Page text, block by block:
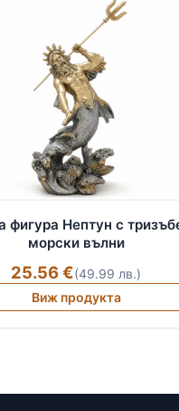
фигура Нептун с
морски вълни
25.56 €(49.99 лв.)
Виж продукта